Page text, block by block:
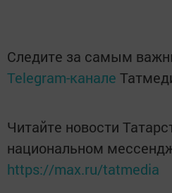
Следите за самым
Telegram-канале
Читайте новости
национальном
https://max.ru/tatmedia